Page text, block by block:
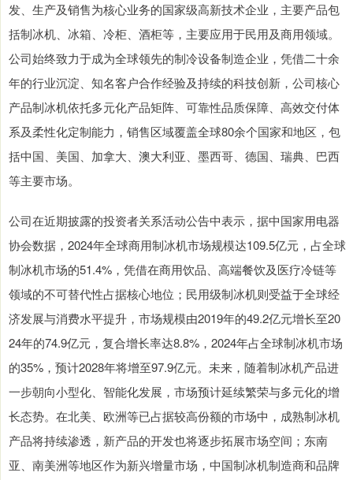
发、生产及销售为核心业务的国家级高新技术企业，主要产品包
括制冰机、冰箱、冷柜、酒柜等，主要应用于民用及商用领域。
公司始终致力于成为全球领先的制冷设备制造企业，凭借二十余
年的行业沉淀、知名客户合作经验及持续的科技创新，公司核心
产品制冰机依托多元化产品矩阵、可靠性品质保障、高效交付体
系及柔性化定制能力，销售区域覆盖全球80余个国家和地区，包
括中国、美国、加拿大、澳大利亚、墨西哥、德国、瑞典、巴西
等主要市场。
公司在近期披露的投资者关系活动公告中表示，据中国家用电器
协会数据，2024年全球商用制冰机市场规模达109.5亿元，占全球
制冰机市场的51.4%，凭借在商用饮品、高端餐饮及医疗冷链等
领域的不可替代性占据核心地位；民用级制冰机则受益于全球经
济发展与消费水平提升，市场规模由2019年的49.2亿元增长至20
24年的74.9亿元，复合增长率达8.8%，2024年占全球制冰机市场
的35%，预计2028年将增至97.9亿元。未来，随着制冰机产品进
一步朝向小型化、智能化发展，市场预计延续繁荣与多元化的增
长态势。在北美、欧洲等已占据较高份额的市场中，成熟制冰机
产品将持续渗透，新产品的开发也将逐步拓展市场空间；东南
亚、南美洲等地区作为新兴增量市场，中国制冰机制造商和品牌